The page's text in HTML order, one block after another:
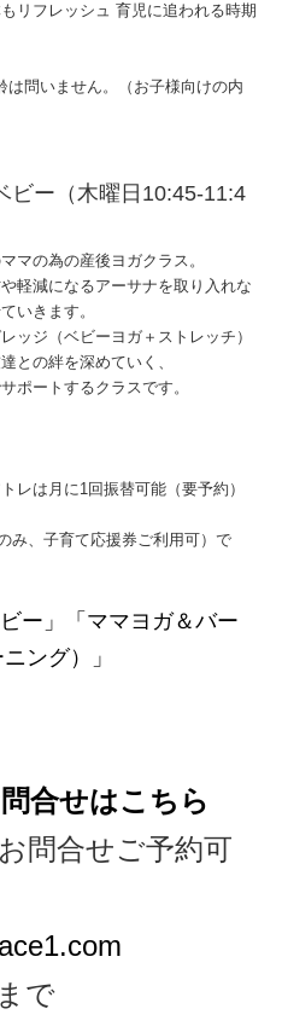
リフレッシュ 育児に追われる時期
は問いません。（お子様向けの内
ビー（木曜日10:45-11:4
マの為の産後ヨガクラス。
軽減になるアーサナを取り入れな
いきます。
ッジ（ベビーヨガ＋ストレッチ）
との絆を深めていく、
ポートするクラスです。
レは月に1回振替可能（要予約）
み、子育て応援券ご利用可）で
ー」「ママヨガ＆バー
ング）」
合せはこちら
問合せご予約可
で